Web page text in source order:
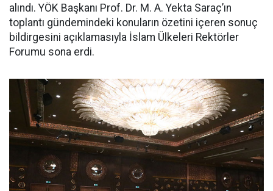
alındı. YÖK Başkanı Prof. Dr. M. A. Yekta Saraç’ın
toplantı gündemindeki konuların özetini içeren sonuç
bildirgesini açıklamasıyla İslam Ülkeleri Rektörler
Forumu sona erdi.